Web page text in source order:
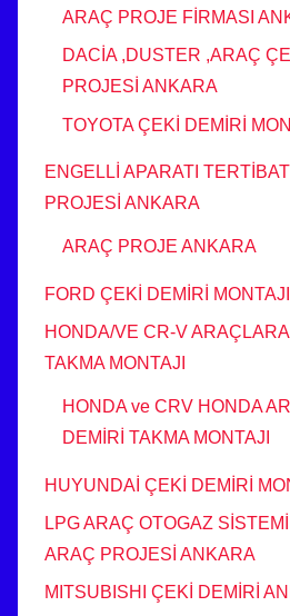
ARAÇ PROJE FİRMASI
DACİA ,DUSTER ,ARAÇ
PROJESİ ANKARA
TOYOTA ÇEKİ DEMİRİ
ENGELLİ APARATI
PROJESİ ANKARA
ARAÇ PROJE ANKARA
FORD ÇEKİ DEMİRİ
HONDA/VE CR-V
TAKMA MONTAJI
HONDA ve CRV HONDA
DEMİRİ TAKMA MONTAJI
HUYUNDAİ ÇEKİ DEMİRİ
LPG ARAÇ OTOGAZ
ARAÇ PROJESİ ANKARA
MITSUBISHI ÇEKİ DEMİRİ